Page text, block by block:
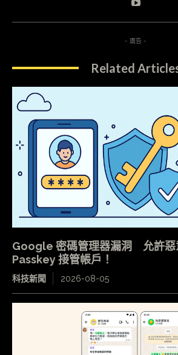
- 廣告 -
Related
Google 密碼管理器漏洞 允許惡
Passkey 接管帳戶！
科技新聞 2026-08-05